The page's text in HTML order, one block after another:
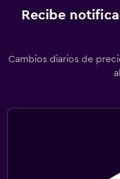
Recibe
Cambios diarios de